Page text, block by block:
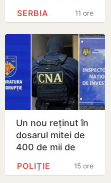
tradițional al
11 ore
SERBIA
Un nou reținut în
dosarul mitei de
400 de mii de
facilitat transferul
15 ore
POLIȚIE